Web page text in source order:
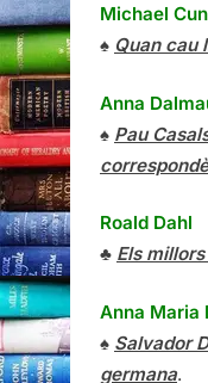
Michael
♠ Quan cau
Anna
♠ Pau
Roald Dahl
♣ Els
Anna Maria
♠ Salvador
germana.